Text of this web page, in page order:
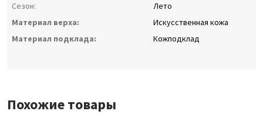
Сезон:
Лето
Материал верха:
Искусственная кожа
Материал подклада:
Кожподклад
Похожие товары